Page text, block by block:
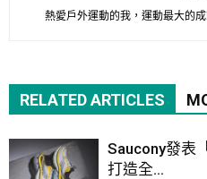
熱愛戶外運動的我，運動最大的
RELATED ARTICLES
Saucony發表
打造全...